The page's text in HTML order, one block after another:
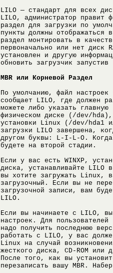
LILO — стандарт для всех
LILO, администратор
раздел для загрузки по
пункты должны
раздел монтировать в
первоначально или нет диск
установлен и другую
обновить загрузчик
MBR или Корневой Раздел
По умолчанию, файл
сообщает LILO, где должен
можете либо указать главную
физическом диске (/dev/
установки Linux (/dev/hda1
загрузки LILO завершена,
другом буквы: L-I-L-O.
будете на второй стадии.
Если у вас есть WINXP,
диска, устанавливайте LILO
вы хотите загружать Linux,
загрузочный. Если вы не
загрузочной записи, вам
LILO.
Если вы начинаете с LILO,
настроек. Для
надо получить последнюю
работать с LILO, у вас
Linux на случай
жесткого диска, CD-ROM или
После того, как вы
перезаписать вашу MBR.